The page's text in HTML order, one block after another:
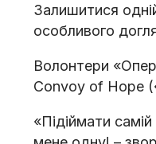
Залишитися
особливого
Волонтери
Convoy of Hope
«Підіймати